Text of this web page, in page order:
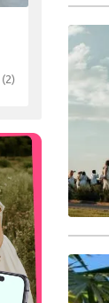
(2)